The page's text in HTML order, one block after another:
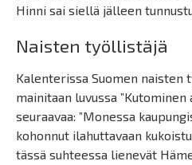
Hinni sai siellä jälleen
Naisten työllistäjä
Kalenterissa Suomen naisten
mainitaan luvussa ”Kutominen
seuraavaa: ”Monessa
kohonnut ilahuttavaan
tässä suhteessa lienevät